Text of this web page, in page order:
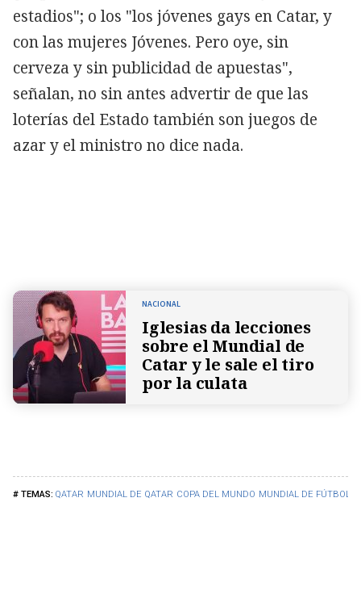
QATAR MUNDIAL DE QATAR COPA DEL MUNDO MUNDIAL DE FÚTBOL
estadios"; o los "los jóvenes gays en Catar, y
con las mujeres Jóvenes. Pero oye, sin
cerveza y sin publicidad de apuestas",
señalan, no sin antes advertir de que las
loterías del Estado también son juegos de
azar y el ministro no dice nada.
NACIONAL
Iglesias da lecciones
sobre el Mundial de
Catar y le sale el tiro
por la culata